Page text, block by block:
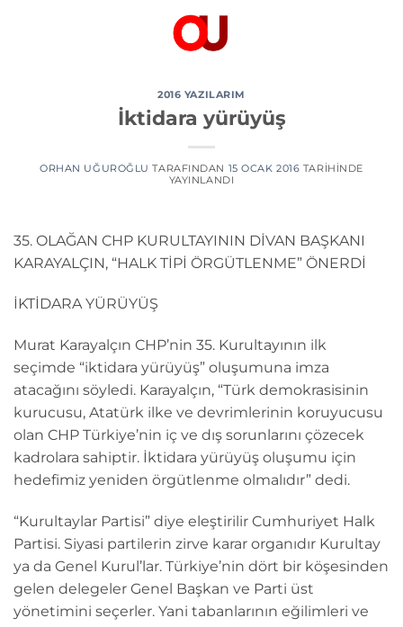
2016 YAZILARIM
İktidara yürüyüş
ORHAN UĞUROĞLU TARAFINDAN 15 OCAK 2016 TARIHINDE
YAYINLANDI
35. OLAĞAN CHP KURULTAYININ DİVAN BAŞKANI
KARAYALÇIN, “HALK TİPİ ÖRGÜTLENME” ÖNERDİ
İKTİDARA YÜRÜYÜŞ
Murat Karayalçın CHP’nin 35. Kurultayının ilk
seçimde “iktidara yürüyüş” oluşumuna imza
atacağını söyledi. Karayalçın, “Türk demokrasisinin
kurucusu, Atatürk ilke ve devrimlerinin koruyucusu
olan CHP Türkiye’nin iç ve dış sorunlarını çözecek
kadrolara sahiptir. İktidara yürüyüş oluşumu için
hedefimiz yeniden örgütlenme olmalıdır” dedi.
“Kurultaylar Partisi” diye eleştirilir Cumhuriyet Halk
Partisi. Siyasi partilerin zirve karar organıdır Kurultay
ya da Genel Kurul’lar. Türkiye’nin dört bir köşesinden
gelen delegeler Genel Başkan ve Parti üst
yönetimini seçerler. Yani tabanlarının eğilimleri ve